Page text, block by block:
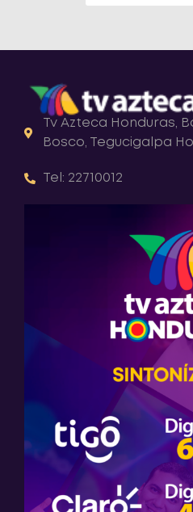
Tv Azteca Honduras,
Bosco, Tegucigalpa
Tel: 22710012